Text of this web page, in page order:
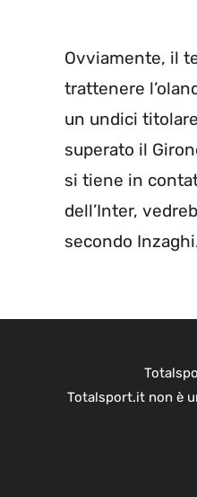
Ovviamente, il
trattenere
un undici
superato il
si tiene in
dell’Inter,
secondo
Totalsport.it non è